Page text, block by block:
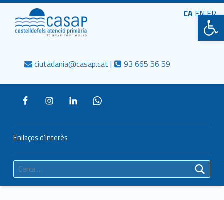
Obre la barra d'eines
ciutadania@casap.cat |
93 665 56 59
Header info sidebar
Enllaços d’interès
Cerca:
CA ENFR